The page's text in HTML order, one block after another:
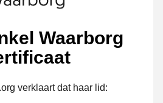
Waarborg
verklaart dat haar lid: